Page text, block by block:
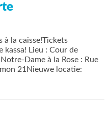
à la caisse!Tickets
kassa! Lieu : Cour de
Dame à la Rose : Rue
21Nieuwe locatie: